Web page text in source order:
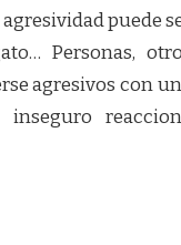
puede
Personas,
agresivos con